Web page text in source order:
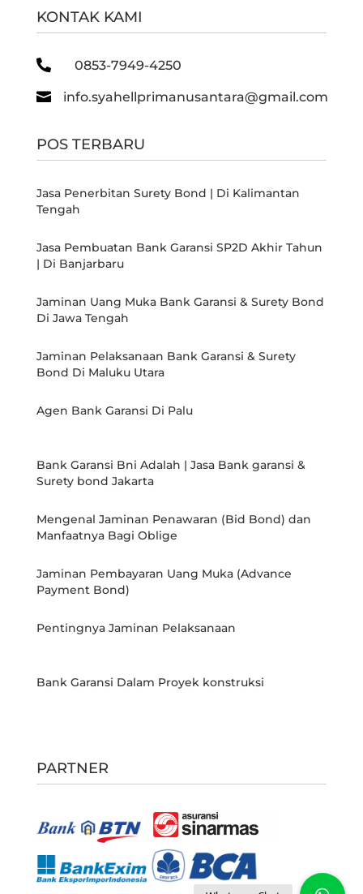
KONTAK KAMI
 0853-7949-4250
 info.syahellprimanusantara@gmail.com
POS TERBARU
Jasa Penerbitan Surety Bond | Di Kalimantan
Tengah
Jasa Pembuatan Bank Garansi SP2D Akhir Tahun
| Di Banjarbaru
Jaminan Uang Muka Bank Garansi & Surety Bond
Di Jawa Tengah
Jaminan Pelaksanaan Bank Garansi & Surety
Bond Di Maluku Utara
Agen Bank Garansi Di Palu
Bank Garansi Bni Adalah | Jasa Bank garansi &
Surety bond Jakarta
Mengenal Jaminan Penawaran (Bid Bond) dan
Manfaatnya Bagi Oblige
Jaminan Pembayaran Uang Muka (Advance
Payment Bond)
Pentingnya Jaminan Pelaksanaan
Bank Garansi Dalam Proyek konstruksi
PARTNER